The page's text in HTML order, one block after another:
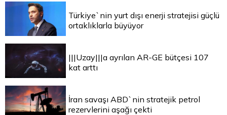
Türkiye`nin yurt dışı enerji stratejisi güçlü
ortaklıklarla büyüyor
|||Uzay|||a ayrılan AR-GE bütçesi 107
kat arttı
İran savaşı ABD`nin stratejik petrol
rezervlerini aşağı çekti